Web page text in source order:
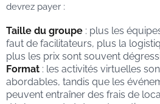
devrez payer :
Taille du groupe : plus les
faut de facilitateurs, plus la
plus les prix sont souvent
Format : les activités virtuelles
abordables, tandis que les
peuvent entraîner des frais de